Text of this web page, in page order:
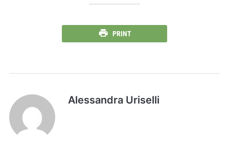
PRINT
Alessandra Uriselli